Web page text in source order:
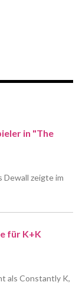
in "The
Dewall zeigte im
für K+K
als Constantly K,